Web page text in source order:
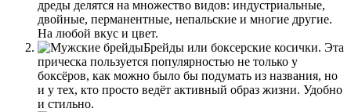
дреды делятся на множество видов: индустриальные,
двойные, перманентные, непальские и многие другие.
На любой вкус и цвет.
Брейды или боксерские косички. Эта
прическа пользуется популярностью не только у
боксёров, как можно было бы подумать из названия, но
и у тех, кто просто ведёт активный образ жизни. Удобно
и стильно.